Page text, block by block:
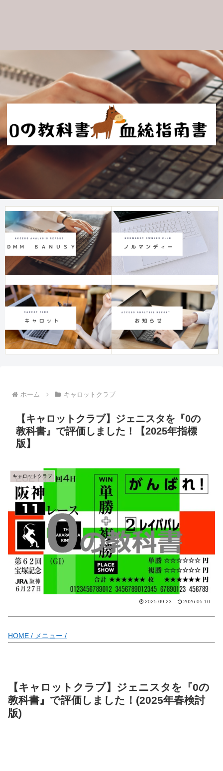
ホーム キャロットクラブ
【キャロットクラブ】ジェニスタを『0の
教科書』で評価しました！【2025年指標
版】
キャロットクラブ
2025.09.23 2026.05.10
HOME / メニュー /
【キャロットクラブ】ジェニスタを『0の
教科書』で評価しました！(2025年春検討
版)